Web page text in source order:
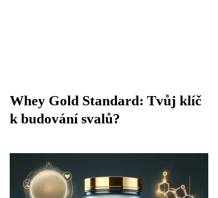
Whey Gold Standard: Tvůj klíč
k budování svalů?